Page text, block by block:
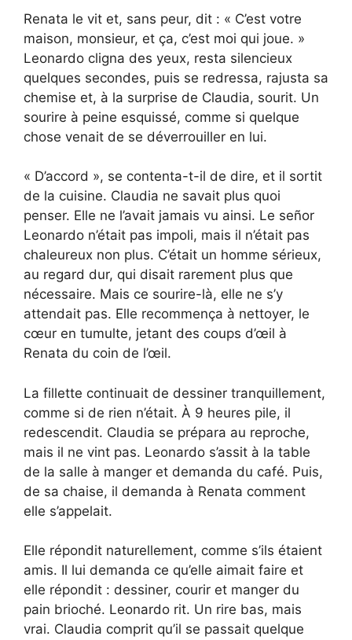
Renata le vit et, sans peur, dit : « C’est votre
maison, monsieur, et ça, c’est moi qui joue. »
Leonardo cligna des yeux, resta silencieux
quelques secondes, puis se redressa, rajusta sa
chemise et, à la surprise de Claudia, sourit. Un
sourire à peine esquissé, comme si quelque
chose venait de se déverrouiller en lui.
« D’accord », se contenta-t-il de dire, et il sortit
de la cuisine. Claudia ne savait plus quoi
penser. Elle ne l’avait jamais vu ainsi. Le señor
Leonardo n’était pas impoli, mais il n’était pas
chaleureux non plus. C’était un homme sérieux,
au regard dur, qui disait rarement plus que
nécessaire. Mais ce sourire-là, elle ne s’y
attendait pas. Elle recommença à nettoyer, le
cœur en tumulte, jetant des coups d’œil à
Renata du coin de l’œil.
La fillette continuait de dessiner tranquillement,
comme si de rien n’était. À 9 heures pile, il
redescendit. Claudia se prépara au reproche,
mais il ne vint pas. Leonardo s’assit à la table
de la salle à manger et demanda du café. Puis,
de sa chaise, il demanda à Renata comment
elle s’appelait.
Elle répondit naturellement, comme s’ils étaient
amis. Il lui demanda ce qu’elle aimait faire et
elle répondit : dessiner, courir et manger du
pain brioché. Leonardo rit. Un rire bas, mais
vrai. Claudia comprit qu’il se passait quelque